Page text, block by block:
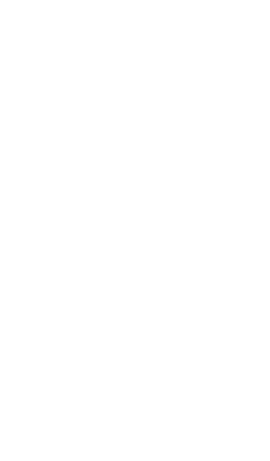
на вода
на системот